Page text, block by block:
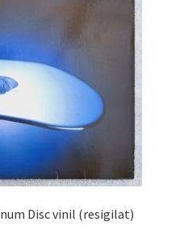
Mike Oldfield – Platinum Disc vinil (resigilat)